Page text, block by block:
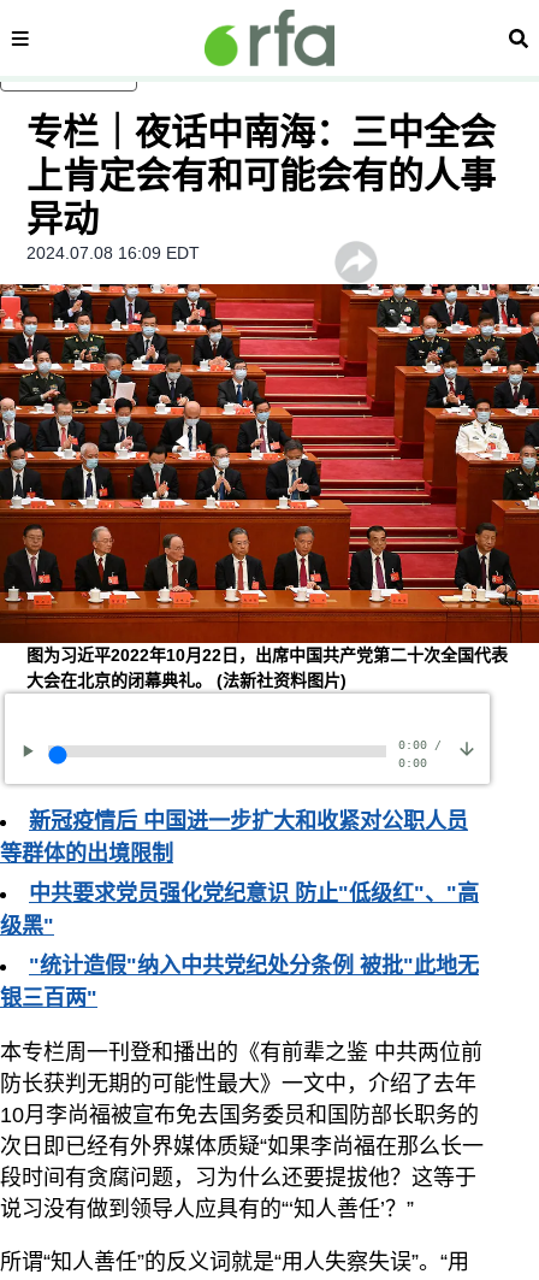
内容分类 搜
专栏｜夜话中南海：三中全会
上肯定会有和可能会有的人事
异动
2024.07.08 16:09 EDT
图为习近平2022年10月22日，出席中国共产党第二十次全国代表
大会在北京的闭幕典礼。(法新社资料图片)
0:00/
0:00
新冠疫情后 中国进一步扩大和收紧对公职人员
等群体的出境限制
中共要求党员强化党纪意识 防止"低级红"、"高
级黑"
"统计造假"纳入中共党纪处分条例 被批"此地无
银三百两"
本专栏周一刊登和播出的《有前辈之鉴 中共两位前
防长获判无期的可能性最大》一文中，介绍了去年
10月李尚福被宣布免去国务委员和国防部长职务的
次日即已经有外界媒体质疑“如果李尚福在那么长一
段时间有贪腐问题，习为什么还要提拔他？这等于
说习没有做到领导人应具有的“‘知人善任’？”
所谓“知人善任”的反义词就是“用人失察失误”。“用